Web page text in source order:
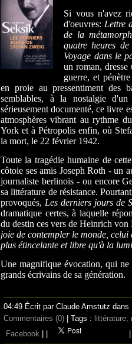
Si vous n'avez
d'oeuvres: Lettre
de la
quatre heures
Voyage dans le
un roman, dresse
guerre, et
en proie au pressentiment des
semblables, à la nostalgie
sérieusement documenté, ce livre
atmosphères vibrant au rythme
York et à Pétropolis enfin, où
la mort, le 22 février 1942.
Toute la tragédie humaine de
côtoie ses amis Joseph Roth - un
journaliste berlinois - ou encore
sa littérature de résistance.
provoqués, Les derniers jours de
dramatique certes, à laquelle
du destin ces vers de Heinrich
joie de contempler le monde,
plus étincelante et libre qu'à la
Une magnifique évocation, qui
grands écrivains de sa génération.
04:49 Écrit par Claude Amstutz dans
Commentaires (0) | Tags :
Facebook